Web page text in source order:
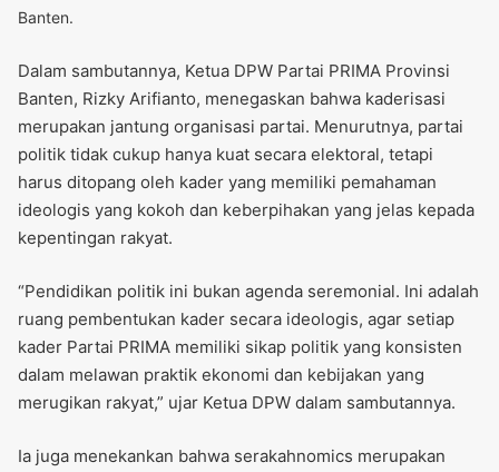
Banten.
Dalam sambutannya, Ketua DPW Partai PRIMA Provinsi
Banten, Rizky Arifianto, menegaskan bahwa kaderisasi
merupakan jantung organisasi partai. Menurutnya, partai
politik tidak cukup hanya kuat secara elektoral, tetapi
harus ditopang oleh kader yang memiliki pemahaman
ideologis yang kokoh dan keberpihakan yang jelas kepada
kepentingan rakyat.
“Pendidikan politik ini bukan agenda seremonial. Ini adalah
ruang pembentukan kader secara ideologis, agar setiap
kader Partai PRIMA memiliki sikap politik yang konsisten
dalam melawan praktik ekonomi dan kebijakan yang
merugikan rakyat,” ujar Ketua DPW dalam sambutannya.
Ia juga menekankan bahwa serakahnomics merupakan